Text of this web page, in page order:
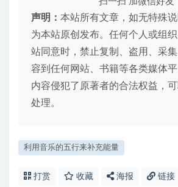
声明： 本站所有文章，如无特殊
为本站原创发布。任何个人或组
站同意时，禁止复制、盗用、采
容到任何网站、书籍等各类媒体
内容侵犯了原著者的合法权益，
处理。
利用音乐的五行来补充能量
打赏 收藏 海报 链接